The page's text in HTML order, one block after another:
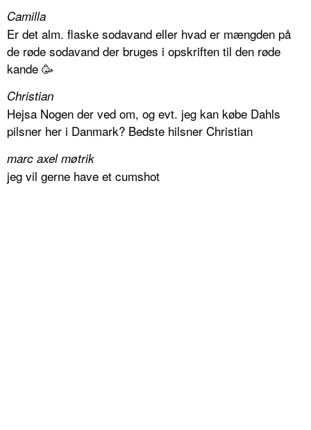
Camilla
Er det alm. flaske sodavand eller hvad er mængden på
de røde sodavand der bruges i opskriften til den røde
kande 🥳
Christian
Hejsa Nogen der ved om, og evt. jeg kan købe Dahls
pilsner her i Danmark? Bedste hilsner Christian
marc axel møtrik
jeg vil gerne have et cumshot